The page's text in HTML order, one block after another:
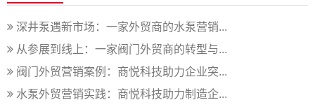
深井泵遇新市场：一家外贸商的水泵营销...
从参展到线上：一家阀门外贸商的转型与...
阀门外贸营销案例：商悦科技助力企业突...
水泵外贸营销实践：商悦科技助力制造企...